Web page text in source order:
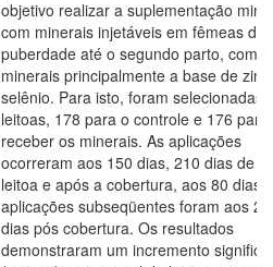
objetivo realizar a suplementação
com minerais injetáveis em fêmeas da
puberdade até o segundo parto, com
minerais principalmente a base de
selênio. Para isto, foram selecionadas
leitoas, 178 para o controle e 176 para
receber os minerais. As aplicações
ocorreram aos 150 dias, 210 dias de
leitoa e após a cobertura, aos 80 dias.
aplicações subseqüentes foram aos
dias pós cobertura. Os resultados
demonstraram um incremento